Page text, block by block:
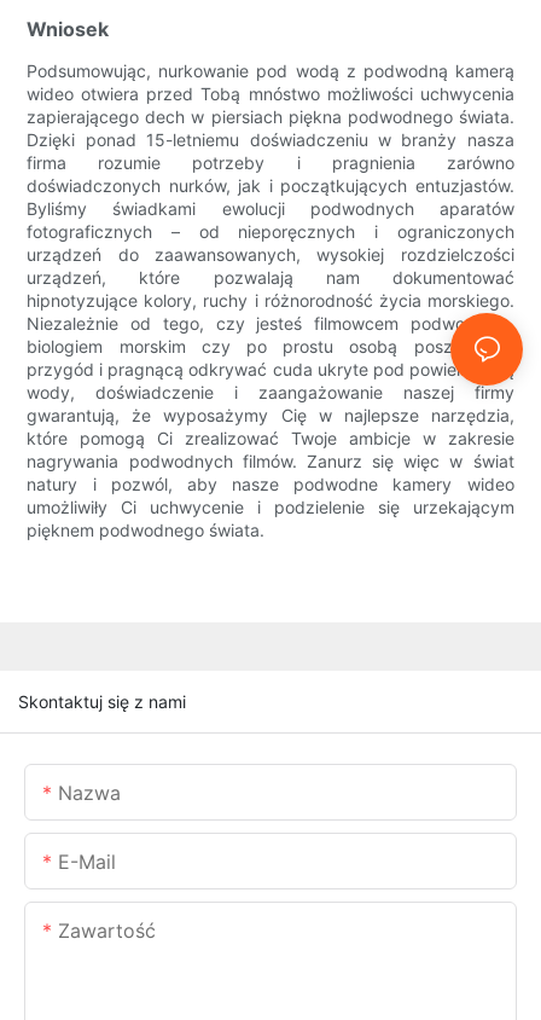
Wniosek
Podsumowując, nurkowanie pod wodą z podwodną kamerą
wideo otwiera przed Tobą mnóstwo możliwości uchwycenia
zapierającego dech w piersiach piękna podwodnego świata.
Dzięki ponad 15-letniemu doświadczeniu w branży nasza
firma rozumie potrzeby i pragnienia zarówno
doświadczonych nurków, jak i początkujących entuzjastów.
Byliśmy świadkami ewolucji podwodnych aparatów
fotograficznych – od nieporęcznych i ograniczonych
urządzeń do zaawansowanych, wysokiej rozdzielczości
urządzeń, które pozwalają nam dokumentować
hipnotyzujące kolory, ruchy i różnorodność życia morskiego.
Niezależnie od tego, czy jesteś filmowcem podwodnym,
biologiem morskim czy po prostu osobą poszukującą
przygód i pragnącą odkrywać cuda ukryte pod powierzchnią
wody, doświadczenie i zaangażowanie naszej firmy
gwarantują, że wyposażymy Cię w najlepsze narzędzia,
które pomogą Ci zrealizować Twoje ambicje w zakresie
nagrywania podwodnych filmów. Zanurz się więc w świat
natury i pozwól, aby nasze podwodne kamery wideo
umożliwiły Ci uchwycenie i podzielenie się urzekającym
pięknem podwodnego świata.
Skontaktuj się z nami
Nazwa
E-Mail
Zawartość